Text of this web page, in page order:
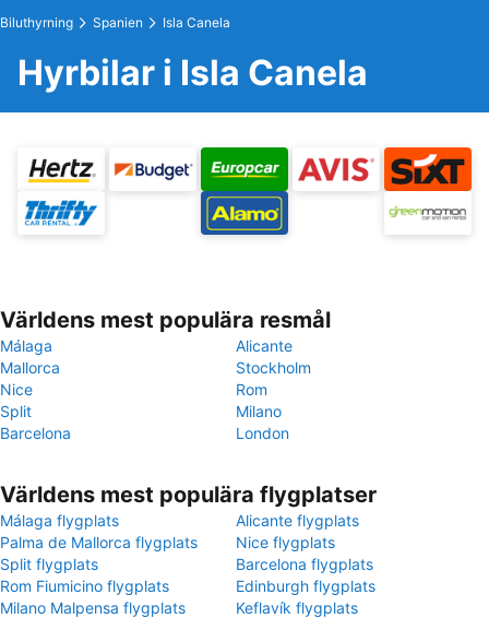
Biluthyrning Spanien Isla Canela
Hyrbilar i Isla Canela
Världens mest populära resmål
Málaga
Alicante
Mallorca
Stockholm
Nice
Rom
Split
Milano
Barcelona
London
Världens mest populära flygplatser
Málaga flygplats
Alicante flygplats
Palma de Mallorca flygplats
Nice flygplats
Split flygplats
Barcelona flygplats
Rom Fiumicino flygplats
Edinburgh flygplats
Milano Malpensa flygplats
Keflavík flygplats